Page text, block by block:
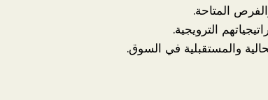
المتاحة.
الترويجية.
والمستقبلية في السوق.